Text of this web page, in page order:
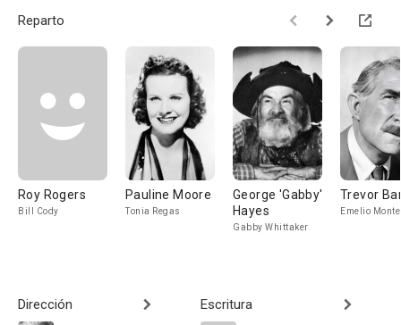
Reparto
Roy Rogers
Bill Cody
Pauline Moore
Tonia Regas
George 'Gabby'
Hayes
Gabby Whittaker
Trevor
Emelio
Dirección
Escritura